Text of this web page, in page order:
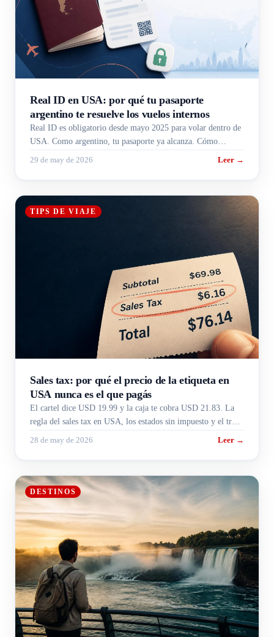
Real ID en USA: por qué tu pasaporte
argentino te resuelve los vuelos internos
Real ID es obligatorio desde mayo 2025 para volar dentro de
USA. Como argentino, tu pasaporte ya alcanza. Cómo
presentarlo en el check-in sin trabarte.
29 de may de 2026 Leer →
TIPS DE VIAJE
Sales tax: por qué el precio de la etiqueta en
USA nunca es el que pagás
El cartel dice USD 19.99 y la caja te cobra USD 21.83. La
regla del sales tax en USA, los estados sin impuesto y el truco
28 de may de 2026 Leer →
DESTINOS